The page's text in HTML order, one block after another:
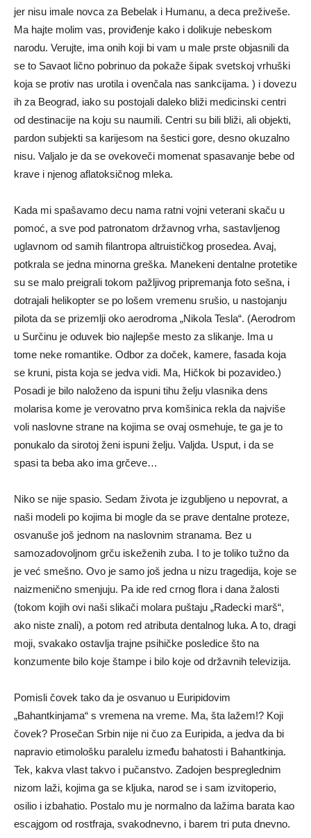
jer nisu imale novca za Bebelak i Humanu, a deca preživeše.
Ma hajte molim vas, proviđenje kako i dolikuje nebeskom
narodu. Verujte, ima onih koji bi vam u male prste objasnili da
se to Savaot lično pobrinuo da pokaže šipak svetskoj vrhuški
koja se protiv nas urotila i ovenčala nas sankcijama. ) i dovezu
ih za Beograd, iako su postojali daleko bliži medicinski centri
od destinacije na koju su naumili. Centri su bili bliži, ali objekti,
pardon subjekti sa karijesom na šestici gore, desno okuzalno
nisu. Valjalo je da se ovekoveči momenat spasavanje bebe od
krave i njenog aflatoksičnog mleka.
Kada mi spašavamo decu nama ratni vojni veterani skaču u
pomoć, a sve pod patronatom državnog vrha, sastavljenog
uglavnom od samih filantropa altruističkog prosedea. Avaj,
potkrala se jedna minorna greška. Manekeni dentalne protetike
su se malo preigrali tokom pažljivog pripremanja foto sešna, i
dotrajali helikopter se po lošem vremenu srušio, u nastojanju
pilota da se prizemlji oko aerodroma „Nikola Tesla“. (Aerodrom
u Surčinu je oduvek bio najlepše mesto za slikanje. Ima u
tome neke romantike. Odbor za doček, kamere, fasada koja
se kruni, pista koja se jedva vidi. Ma, Hičkok bi pozavideo.)
Posadi je bilo naloženo da ispuni tihu želju vlasnika dens
molarisa kome je verovatno prva komšinica rekla da najviše
voli naslovne strane na kojima se ovaj osmehuje, te ga je to
ponukalo da sirotoj ženi ispuni želju. Valjda. Usput, i da se
spasi ta beba ako ima grčeve…
Niko se nije spasio. Sedam života je izgubljeno u nepovrat, a
naši modeli po kojima bi mogle da se prave dentalne proteze,
osvanuše još jednom na naslovnim stranama. Bez u
samozadovoljnom grču iskeženih zuba. I to je toliko tužno da
je već smešno. Ovo je samo još jedna u nizu tragedija, koje se
naizmenično smenjuju. Pa ide red crnog flora i dana žalosti
(tokom kojih ovi naši slikači molara puštaju „Radecki marš“,
ako niste znali), a potom red atributa dentalnog luka. A to, dragi
moji, svakako ostavlja trajne psihičke posledice što na
konzumente bilo koje štampe i bilo koje od državnih televizija.
Pomisli čovek tako da je osvanuo u Euripidovim
„Bahantkinjama“ s vremena na vreme. Ma, šta lažem!? Koji
čovek? Prosečan Srbin nije ni čuo za Euripida, a jedva da bi
napravio etimološku paralelu između bahatosti i Bahantkinja.
Tek, kakva vlast takvo i pučanstvo. Zadojen bespreglednim
nizom laži, kojima ga se kljuka, narod se i sam izvitoperio,
osilio i izbahatio. Postalo mu je normalno da lažima barata kao
escajgom od rostfraja, svakodnevno, i barem tri puta dnevno.